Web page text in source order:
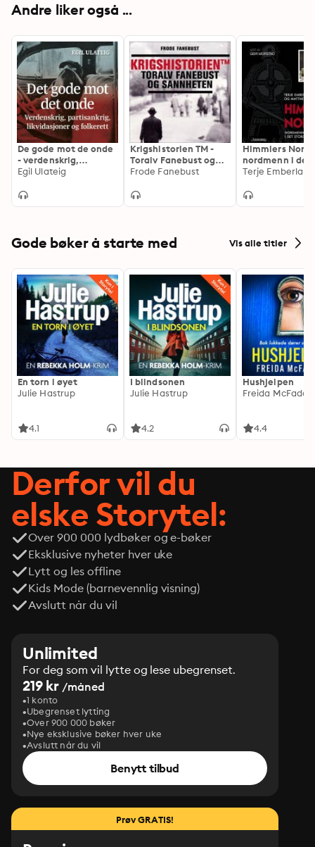
Andre liker også ...
De gode mot de onde
- verdenskrig,
partisankrig,
folkerett
Egil Ulateig
Krigshistorien TM -
Toralv Fanebust og
sannheten
Frode Fanebust
Himmlers
nordmenn i det
storgermanske
Gode bøker å starte med Vis alle titler
En torn i øyet
Julie Hastrup
4.1
I blindsonen
Julie Hastrup
4.2
Hushjelpen
Freida
4.4
Derfor vil du
elske Storytel:
Over 900 000 lydbøker og e-bøker
Eksklusive nyheter hver uke
Lytt og les offline
Kids Mode (barnevennlig visning)
Avslutt når du vil
Unlimited
For deg som vil lytte og lese ubegrenset.
219 kr /måned
1 konto
Ubegrenset lytting
Over 900 000 bøker
Nye eksklusive bøker hver uke
Avslutt når du vil
Benytt tilbud
Prøv GRATIS!